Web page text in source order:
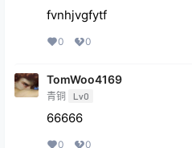
fvnhjvgfytf
0 0
TomWoo4169
青铜 Lv0
66666
0 0